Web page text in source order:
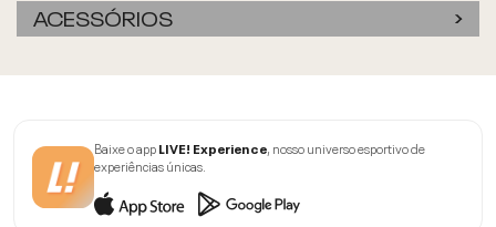
ACESSÓRIOS
Baixe o appLIVE! Experience, nosso universo esportivo de
experiências únicas.